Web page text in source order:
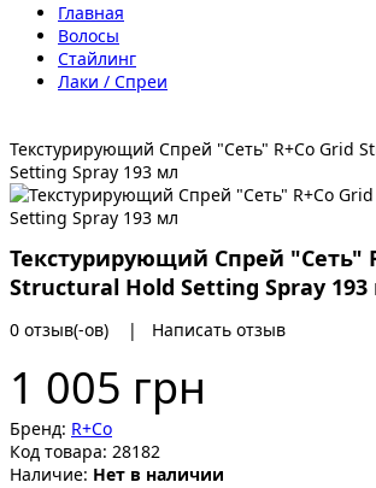
Главная
Волосы
Стайлинг
Лаки / Спреи
Текстурирующий Спрей "Сеть" R+Co Grid
Setting Spray 193 мл
Текстурирующий Спрей "Сеть"
Structural Hold Setting Spray
0 отзыв(-ов) | Написать отзыв
1 005 грн
Бренд: R+Co
Код товара: 28182
Наличие: Нет в наличии